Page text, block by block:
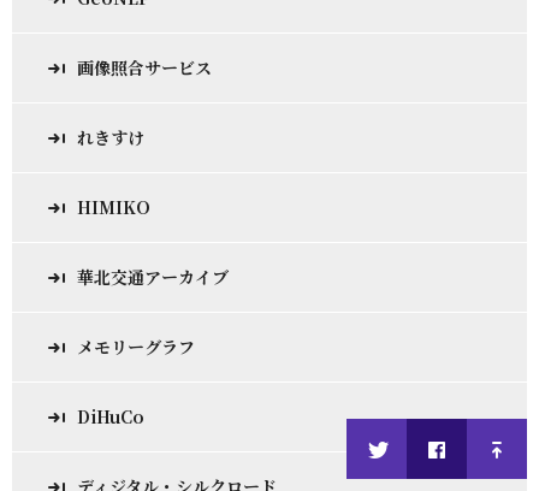
画像照合サービス
れきすけ
HIMIKO
華北交通アーカイブ
メモリーグラフ
DiHuCo
ディジタル・シルクロード